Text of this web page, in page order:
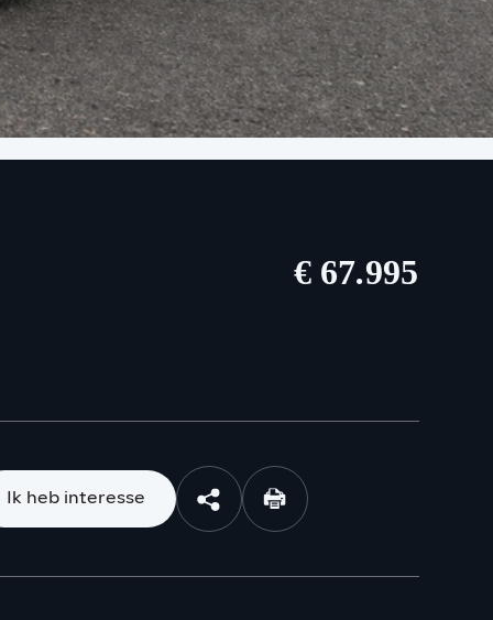
€ 67.995
Ik heb interesse